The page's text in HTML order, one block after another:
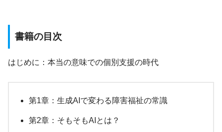
書籍の目次
はじめに：本当の意味での個別支援の時代
第1章：生成AIで変わる障害福祉の常識
第2章：そもそもAIとは？